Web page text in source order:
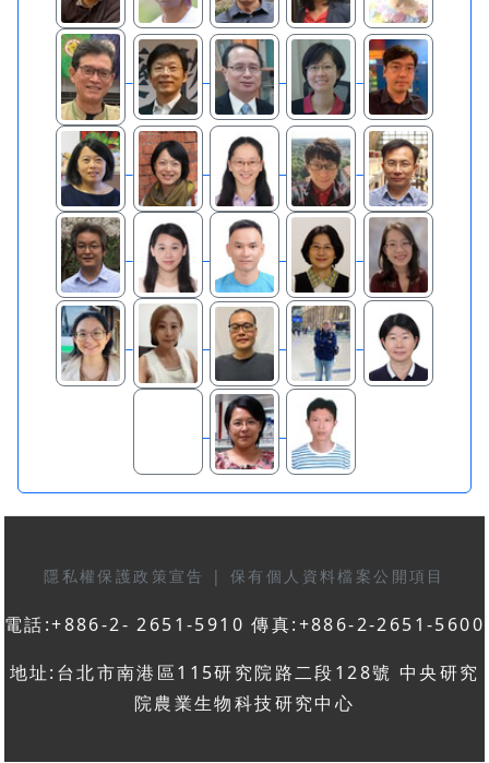
隱私權保護政策宣告 | 保有個人資料檔案公開項目
電話:+886-2- 2651-5910 傳真:+886-2-2651-5600
地址:台北市南港區115研究院路二段128號 中央研究
院農業生物科技研究中心